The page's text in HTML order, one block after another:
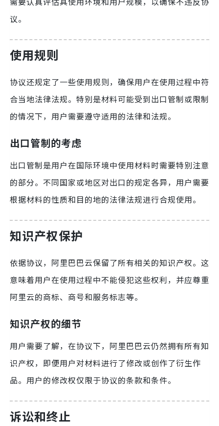
议。
使用规则
协议还规定了一些使用规则，确保用户在使用过程中符
合当地法律法规。特别是材料可能受到出口管制或限制
的情况下，用户需要遵守适用的法律和法规。
出口管制的考虑
出口管制是用户在国际环境中使用材料时需要特别注意
的部分。不同国家或地区对出口的规定各异，用户需要
根据材料的性质和目的地的法律法规进行合规使用。
知识产权保护
依据协议，阿里巴巴云保留了所有相关的知识产权。这
意味着用户在使用过程中不能侵犯这些权利，并应尊重
阿里云的商标、商号和服务标志等。
知识产权的细节
用户需要了解，在协议下，阿里巴巴云仍然拥有所有知
识产权，即便用户对材料进行了修改或创作了衍生作
品。用户的修改权仅限于协议的条款和条件。
诉讼和终止